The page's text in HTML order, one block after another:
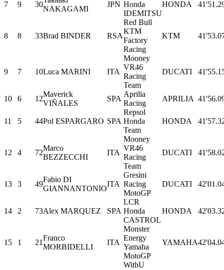
7 9 30
NAKAGAMI
JPN Honda
IDEMITSU
HONDA
8 8 33Brad BINDER RSA
Red Bull
KTM
Factory
Racing
KTM
9 7 10Luca MARINI ITA
Mooney
VR46
Racing
Team
DUCATI
10 6 12
Maverick
VIÑALES
SPA
Aprilia
Racing
APRILIA
11 5 44Pol ESPARGARO SPA
Repsol
Honda
Team
HONDA
12 4 72
Marco
BEZZECCHI
ITA
Mooney
VR46
Racing
Team
DUCATI
13 3 49
Fabio DI
GIANNANTONIO
ITA
Gresini
Racing
MotoGP
DUCATI
14 2 73Alex MARQUEZ SPA
LCR
Honda
CASTROL
HONDA
15 1 21
Franco
MORBIDELLI
ITA
Monster
Energy
Yamaha
MotoGP
YAMAHA
WithU